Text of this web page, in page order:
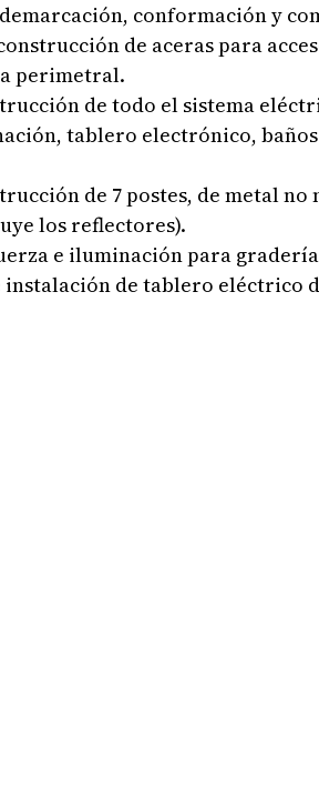
conformación y
de aceras para
perimetral.
de todo el sistema
tablero electrónico,
de 7 postes, de metal no
los reflectores).
e iluminación para
instalación de tablero eléctrico